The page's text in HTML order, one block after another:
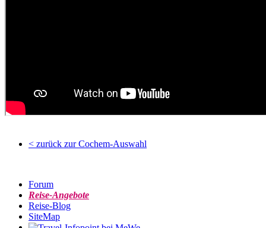
< zurück zur Cochem-Auswahl
Forum
Reise-Angebote
Reise-Blog
SiteMap